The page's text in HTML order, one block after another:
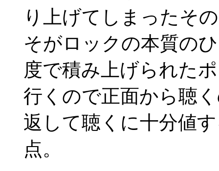
り上げてしまったそ
そがロックの本質の
度で積み上げられた
行くので正面から聴
返して聴くに十分値
点。